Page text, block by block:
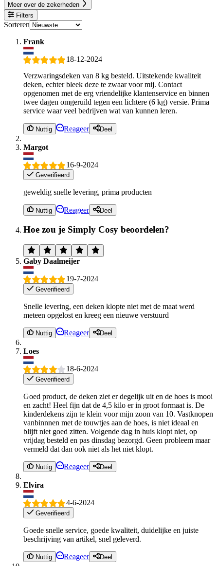
Meer over de zekerheden
Filters
Sorteren
Frank
18-12-2024
Verzwaringsdeken van 8 kg besteld. Uitstekende kwaliteit
deken, echter bleek deze te zwaar voor mij. Contact
opgenomen met de erg vriendelijke klantenservice en binnen
twee dagen omgeruild tegen een lichtere (6 kg) versie. Prima
service waar veel bedrijven wat van kunnen leren.
Nuttig Reageer Deel
Margot
16-9-2024
Geverifieerd
geweldig snelle levering, prima producten
Nuttig Reageer Deel
Hoe zou je Simply Cosy beoordelen?
Gaby Daalmeijer
19-7-2024
Geverifieerd
Snelle levering, een deken klopte niet met de maat werd
meteen opgelost en kreeg een nieuwe verstuurd
Nuttig Reageer Deel
Loes
18-6-2024
Geverifieerd
Goed product, de deken ziet er degelijk uit en de hoes is mooi
en zacht! Heel fijn dat de 4,5 kilo er in groot formaat is. De
kinderdekens zijn te klein voor mijn zoon van 10. Vastknopen
vanbinnnen met de touwtjes aan de hoes, is niet ideaal en
blijft niet goed zitten. Volgende dag in huis klopt niet, op
vrijdag besteld en pas dinsdag bezorgd. Geen probleem maar
vermeld dat dan ook niet als het niet klopt.
Nuttig Reageer Deel
Elvira
4-6-2024
Geverifieerd
Goede snelle service, goede kwaliteit, duidelijke en juiste
beschrijving van artikel, snel geleverd.
Nuttig Reageer Deel